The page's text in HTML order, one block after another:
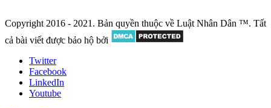
Copyright 2016 - 2021. Bản quyền thuộc về Luật Nhân Dân ™. Tất
cả bài viết được bảo hộ bởi
Twitter
Facebook
LinkedIn
Youtube